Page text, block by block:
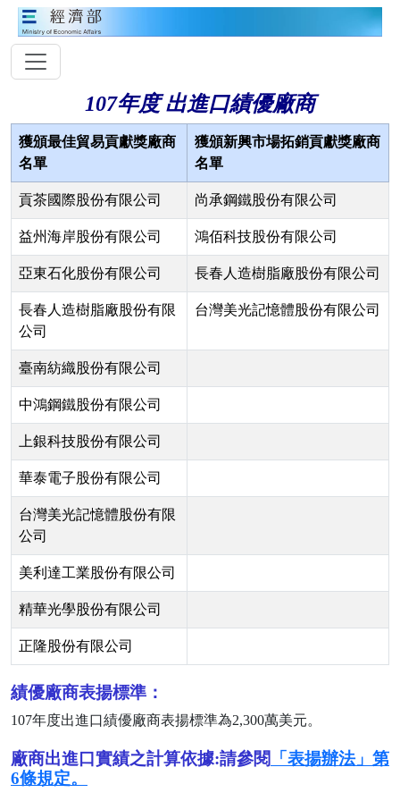
107年度 出進口績優廠商
獲頒最佳貿易貢獻獎廠商
名單
獲頒新興市場拓銷貢獻獎廠商
名單
貢茶國際股份有限公司 尚承鋼鐵股份有限公司
益州海岸股份有限公司 鴻佰科技股份有限公司
亞東石化股份有限公司 長春人造樹脂廠股份有限公司
長春人造樹脂廠股份有限
公司
台灣美光記憶體股份有限公司
臺南紡織股份有限公司
中鴻鋼鐵股份有限公司
上銀科技股份有限公司
華泰電子股份有限公司
台灣美光記憶體股份有限
公司
美利達工業股份有限公司
精華光學股份有限公司
正隆股份有限公司
績優廠商表揚標準：
107年度出進口績優廠商表揚標準為2,300萬美元。
廠商出進口實績之計算依據:請參閱 「表揚辦法」第
6條規定。